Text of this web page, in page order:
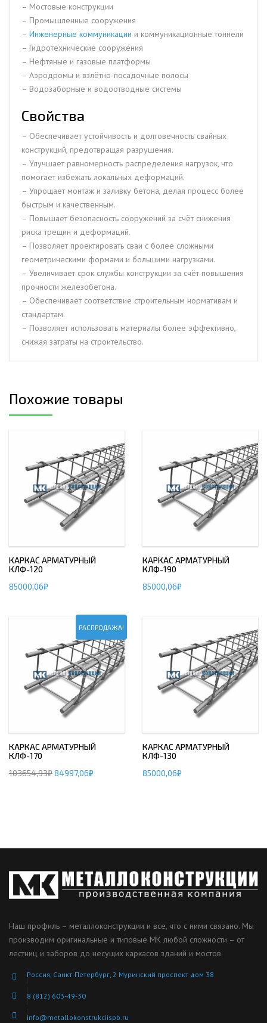
– Мостовые конструкции
– Промышленные сооружения
– Инженерные коммуникации и коммуникационные тоннели
– Гидротехнические сооружения
– Нефтяные и газовые платформы
– Аэродромы и взлётно-посадочные полосы
– Водозаборные и водоотводные системы
Свойства
– Обеспечивает устойчивость и долговечность свайных
конструкций, предотвращая разрушения.
– Улучшает равномерность распределения нагрузок, что
помогает избежать локальных деформаций.
– Упрощает монтаж и заливку бетона, делая процесс более
быстрым и качественным.
– Повышает безопасность сооружений за счёт снижения
риска трещин и деформаций.
– Позволяет проектировать сваи с более сложными
геометрическими формами и большими нагрузками.
– Увеличивает срок службы конструкции за счёт повышения
прочности железобетона.
– Обеспечивает соответствие строительным нормативам и
стандартам.
– Позволяет использовать материалы более эффективно,
снижая затраты на строительство.
Похожие товары
КАРКАС АРМАТУРНЫЙ
КЛФ-120
85000,06₽
КАРКАС АРМАТУРНЫЙ
КЛФ-190
85000,06₽
РАСПРОДАЖА!
КАРКАС АРМАТУРНЫЙ
КЛФ-170
103654,93₽84997,06₽
КАРКАС АРМАТУРНЫЙ
КЛФ-130
85000,06₽
Наш профиль – металлоконструкции и все, что с ними связано. Мы
производим оригинальные и типовые МК любой сложности – от
лестниц и заборов до несущих каркасов зданий и мостов.
Россия, Санкт-Петербург, 2 Муринский проспект дом 38
8 (812) 603-49-30
info@metallokonstrukciispb.ru